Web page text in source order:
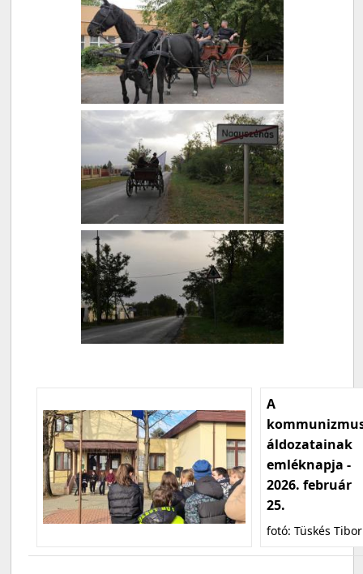
A
áldozatainak
emléknapja -
2026. február
25.
fotó: Tüskés Tibor